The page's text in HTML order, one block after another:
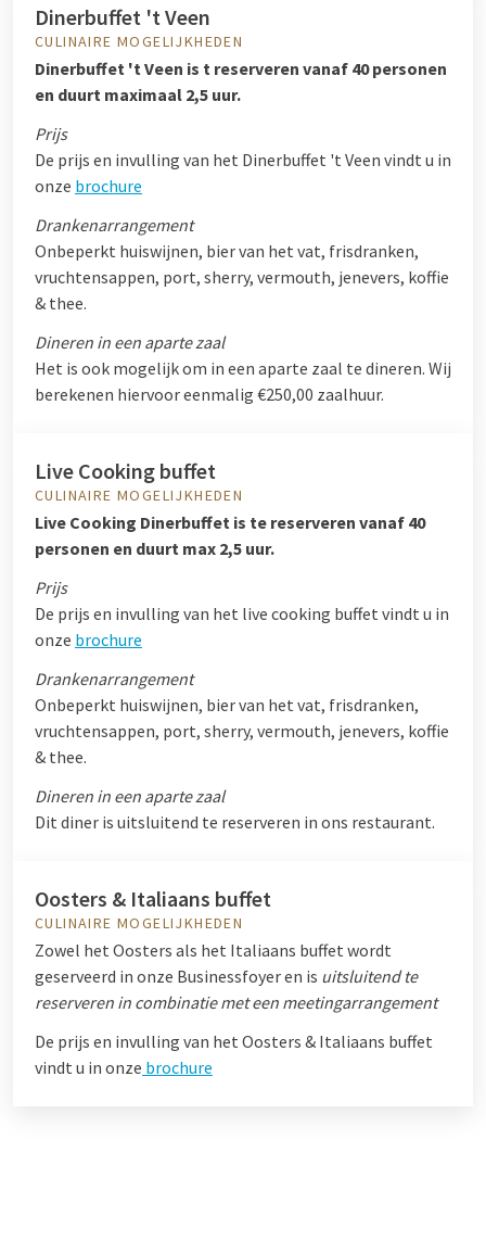
Dinerbuffet 't Veen
CULINAIRE MOGELIJKHEDEN
Dinerbuffet 't Veen is t reserveren vanaf 40 personen
en duurt maximaal 2,5 uur.
Prijs
De prijs en invulling van het Dinerbuffet 't Veen vindt u in
onze brochure
Drankenarrangement
Onbeperkt huiswijnen, bier van het vat, frisdranken,
vruchtensappen, port, sherry, vermouth, jenevers, koffie
& thee.
Dineren in een aparte zaal
Het is ook mogelijk om in een aparte zaal te dineren. Wij
berekenen hiervoor eenmalig €250,00 zaalhuur.
Live Cooking buffet
CULINAIRE MOGELIJKHEDEN
Live Cooking Dinerbuffet is te reserveren vanaf 40
personen en duurt max 2,5 uur.
Prijs
De prijs en invulling van het live cooking buffet vindt u in
onze brochure
Drankenarrangement
Onbeperkt huiswijnen, bier van het vat, frisdranken,
vruchtensappen, port, sherry, vermouth, jenevers, koffie
& thee.
Dineren in een aparte zaal
Dit diner is uitsluitend te reserveren in ons restaurant.
Oosters & Italiaans buffet
CULINAIRE MOGELIJKHEDEN
Zowel het Oosters als het Italiaans buffet wordt
geserveerd in onze Businessfoyer en is uitsluitend te
reserveren in combinatie met een meetingarrangement
De prijs en invulling van het Oosters & Italiaans buffet
vindt u in onze brochure